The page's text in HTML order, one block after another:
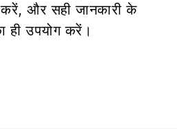
करें, और सही जानकारी के
ही उपयोग करें।